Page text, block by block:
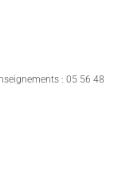
: 05 56 48